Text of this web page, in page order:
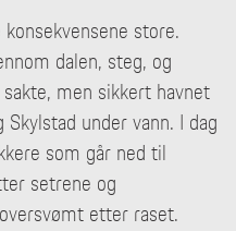
store.
dalen, steg, og
men sikkert havnet
under vann. I dag
som går ned til
setrene og
etter raset.